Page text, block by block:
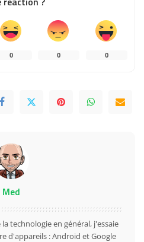
0 0 0
Med
technologie en général, j'essaie
d'appareils : Android et Google